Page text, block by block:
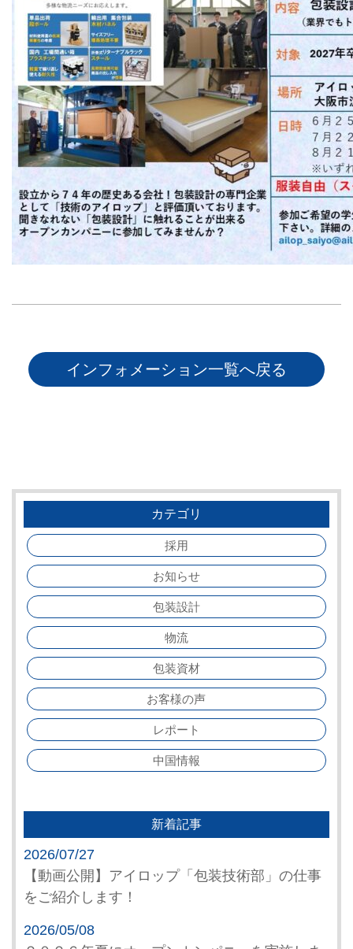
インフォメーション一覧へ戻る
カテゴリ
採用
お知らせ
包装設計
物流
包装資材
お客様の声
レポート
中国情報
新着記事
2026/07/27
【動画公開】アイロップ「包装技術部」の仕事
をご紹介します！
2026/05/08